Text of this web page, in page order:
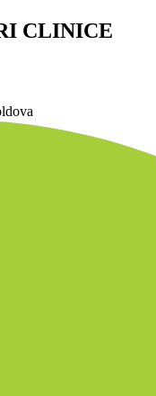
CLINICE